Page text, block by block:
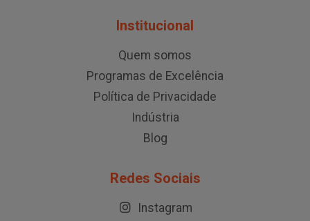
Institucional
Quem somos
Programas de Excelência
Política de Privacidade
Indústria
Blog
Redes Sociais
Instagram